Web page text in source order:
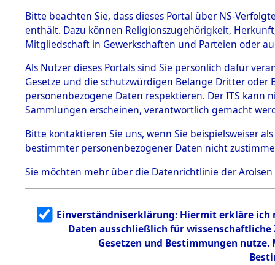
BESTÄNDE
1.
mente
5. Verschiedenes
5.3
Todesmärsche
5.3.1 Alliierte
Erhebungen
zu
Todesmärsch
en
5.3.2
g
5.3.3
Todesmärsch
Bitte beachten Sie, dass dieses Portal über NS-
enthält. Dazu können Religionszugehörigkeit,
Mitgliedschaft in Gewerkschaften und Parteien oder
Als Nutzer dieses Portals sind Sie persönlich dafür
Gesetze und die schutzwürdigen Belange Dritter
personenbezogene Daten respektieren. Der ITS
Sammlungen erscheinen, verantwortlich gemacht
Bitte kontaktieren Sie uns, wenn Sie beispielsweiser
bestimmter personenbezogener Daten nicht
Sie möchten mehr über die Datenrichtlinie der Arolsen
Einverständniserklärung: Hiermit erkläre ich
Daten ausschließlich für
Gesetzen und Bestimmungen